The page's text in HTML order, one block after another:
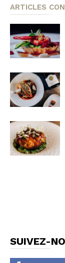
ARTICLES
SUIVEZ-